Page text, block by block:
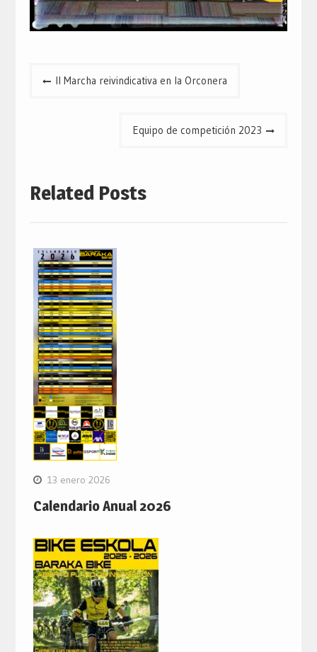
Navegación
II Marcha reivindicativa en la Orconera
Equipo de competición 2023
Related Posts
13 enero 2026
Calendario Anual 2026